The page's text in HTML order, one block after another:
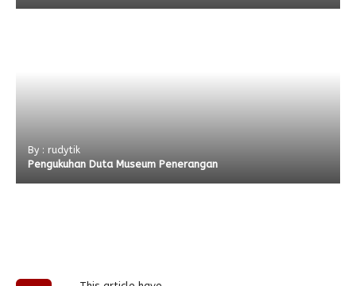
By : rudytik
Pengukuhan Duta Museum Penerangan